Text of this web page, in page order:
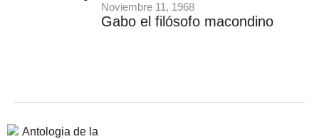
Noviembre 11, 1968
Gabo el filósofo macondino